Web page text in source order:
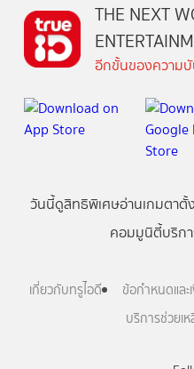
THE NEXT
อีกขั้นของความบั
วันนี้ดูสิทธิพิเศษอ่านเกมตาตั้ง
คอมมูนิตี้บริก
เกี่ยวกับทรูไอดี ข้อกำหนดและ
บริการช่วยเ